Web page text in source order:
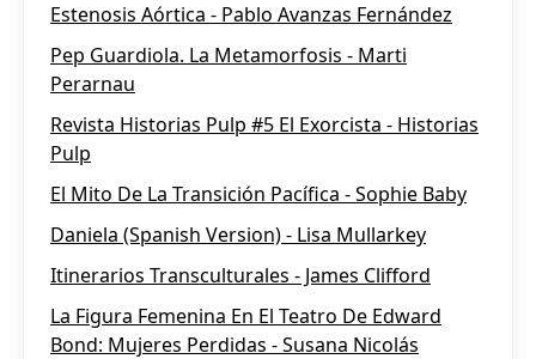
Estenosis Aórtica - Pablo Avanzas Fernández
Pep Guardiola. La Metamorfosis - Marti
Perarnau
Revista Historias Pulp #5 El Exorcista - Historias
Pulp
El Mito De La Transición Pacífica - Sophie Baby
Daniela (Spanish Version) - Lisa Mullarkey
Itinerarios Transculturales - James Clifford
La Figura Femenina En El Teatro De Edward
Bond: Mujeres Perdidas - Susana Nicolás